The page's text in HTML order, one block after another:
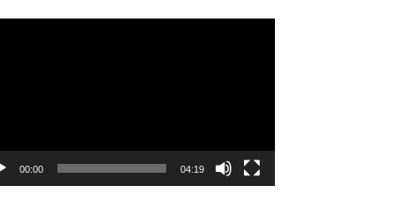
00:00 04:19